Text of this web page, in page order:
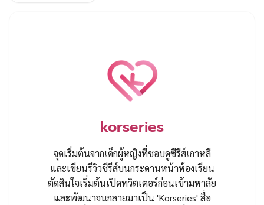
korseries
จุดเริ่มต้นจากเด็กผู้หญิงที่ชอบดูซีรีส์เกาหลี
และเขียนรีวิวซีรีส์บนกระดานหน้าห้องเรียน
ตัดสินใจเริ่มต้นเปิดทวิตเตอร์ก่อนเข้ามหาลัย
และพัฒนาจนกลายมาเป็น 'Korseries' สื่อ